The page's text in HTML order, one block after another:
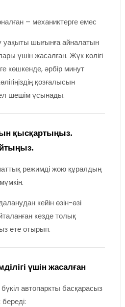
– механиктерге емес
уақыты шығынға айналатын
үшін жасалған. Жүк көлігі
көшкенде, әрбір минут
қозғалысын
шешім ұсынады.
қысқартыңыз.
режимді жою құралдың
кейін өзін-өзі
кезде толық
ете отырып.
үшін жасалған
бүкіл автопаркты басқарасыз